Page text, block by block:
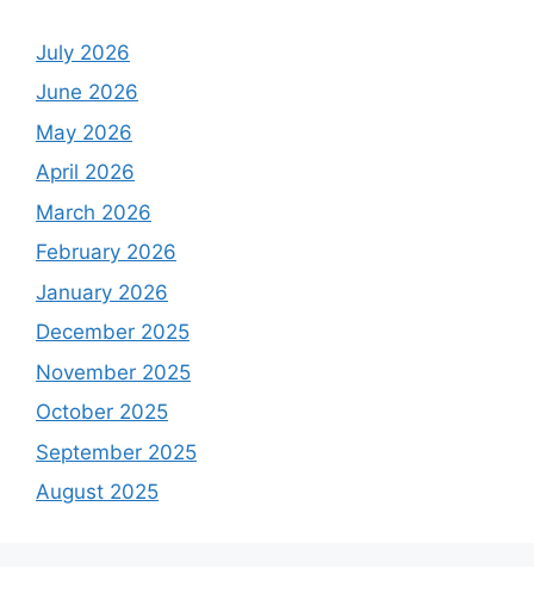
July 2026
June 2026
May 2026
April 2026
March 2026
February 2026
January 2026
December 2025
November 2025
October 2025
September 2025
August 2025